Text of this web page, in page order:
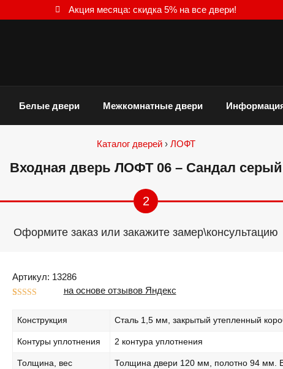
Акция месяца: скидка 5% на все двери!
Белые двери Межкомнатные двери
Каталог дверей› ЛОФТ
Входная дверь ЛОФТ 06 – Сандал серый
2
Оформите заказ или закажите замер\консультацию
Артикул: 13286
основе
пользователя
на основе отзывов Яндекс
Конструкция Сталь 1,5 мм, закрытый утепленный
Контуры уплотнения 2 контура уплотнения
Толщина, вес Толщина двери 120 мм, полотно 94 мм.